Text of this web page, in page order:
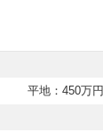
平地：450万円